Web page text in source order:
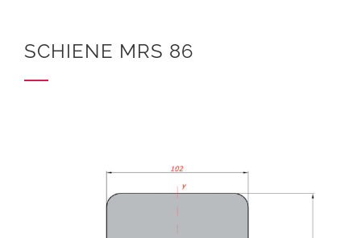
SCHIENE MRS 86